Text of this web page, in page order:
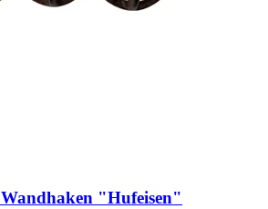
Wandhaken "Hufeisen"